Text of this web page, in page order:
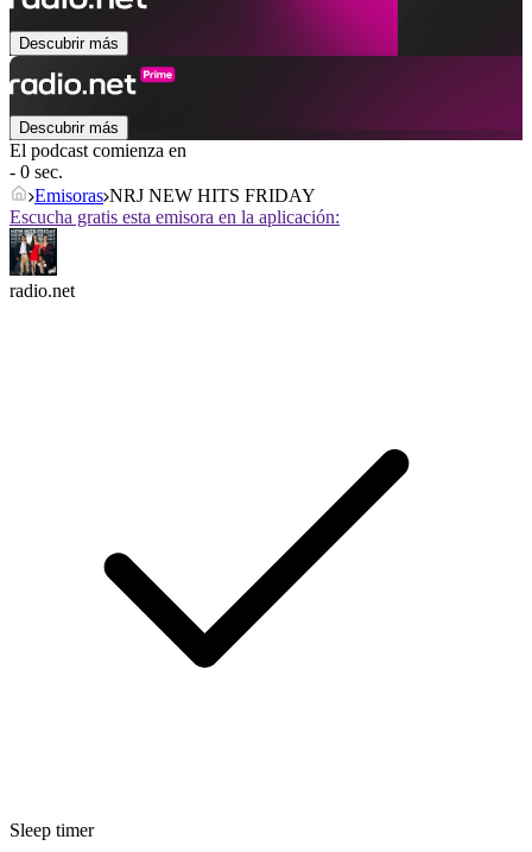
Descubrir más
Descubrir más
El podcast comienza en
- 0 sec.
Emisoras NRJ NEW HITS FRIDAY
Escucha gratis esta emisora en la aplicación:
radio.net
Sleep timer